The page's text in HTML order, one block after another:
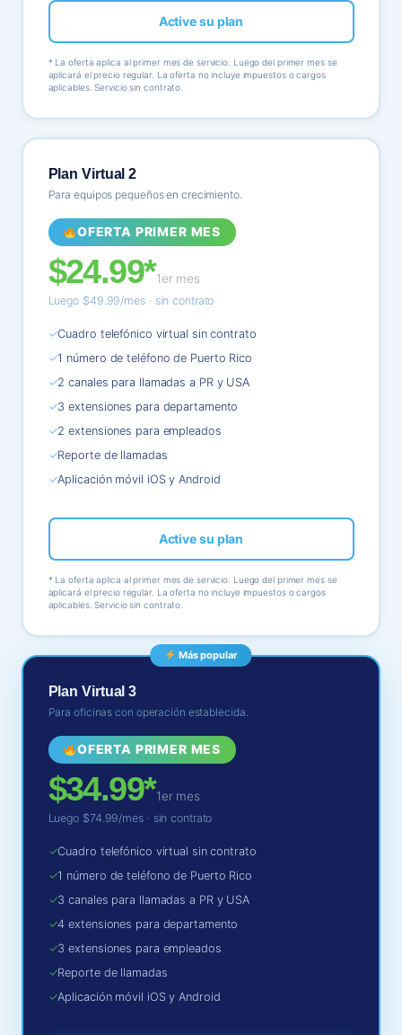
Active su plan
* La oferta aplica al primer mes de servicio. Luego del primer mes se
aplicará el precio regular. La oferta no incluye impuestos o cargos
aplicables. Servicio sin contrato.
Plan Virtual 2
Para equipos pequeños en crecimiento.
OFERTA PRIMER MES
$24.99*1er mes
Luego $49.99/mes · sin contrato
✓Cuadro telefónico virtual sin contrato
✓1 número de teléfono de Puerto Rico
✓2 canales para llamadas a PR y USA
✓3 extensiones para departamento
✓2 extensiones para empleados
✓Reporte de llamadas
✓Aplicación móvil iOS y Android
Active su plan
* La oferta aplica al primer mes de servicio. Luego del primer mes se
aplicará el precio regular. La oferta no incluye impuestos o cargos
aplicables. Servicio sin contrato.
Más popular
Plan Virtual 3
Para oficinas con operación establecida.
OFERTA PRIMER MES
$34.99*1er mes
Luego $74.99/mes · sin contrato
✓Cuadro telefónico virtual sin contrato
✓1 número de teléfono de Puerto Rico
✓3 canales para llamadas a PR y USA
✓4 extensiones para departamento
✓3 extensiones para empleados
✓Reporte de llamadas
✓Aplicación móvil iOS y Android